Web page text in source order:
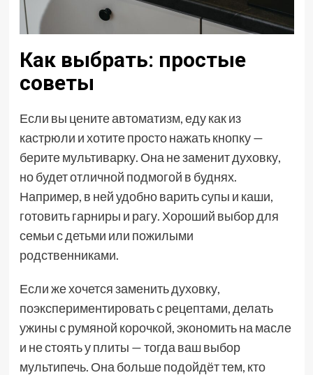
Как выбрать: простые
советы
Если вы цените автоматизм, еду как из
кастрюли и хотите просто нажать кнопку —
берите мультиварку. Она не заменит духовку,
но будет отличной подмогой в буднях.
Например, в ней удобно варить супы и каши,
готовить гарниры и рагу. Хороший выбор для
семьи с детьми или пожилыми
родственниками.
Если же хочется заменить духовку,
поэкспериментировать с рецептами, делать
ужины с румяной корочкой, экономить на масле
и не стоять у плиты — тогда ваш выбор
мультипечь. Она больше подойдёт тем, кто